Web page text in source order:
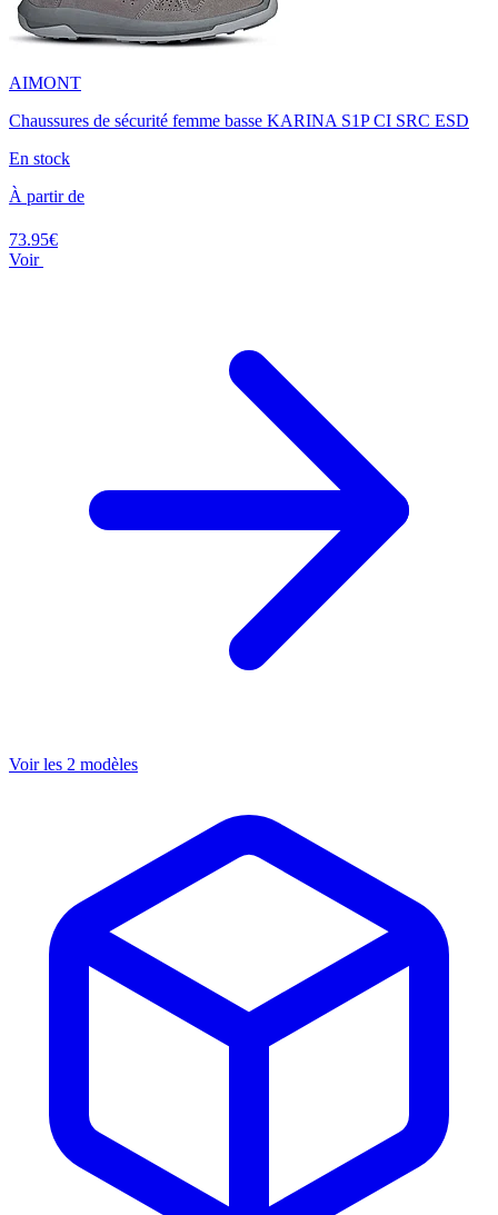
AIMONT
Chaussures de sécurité femme basse KARINA S1P CI SRC ESD
En stock
À partir de
73.95€
Voir
Voir les 2 modèles